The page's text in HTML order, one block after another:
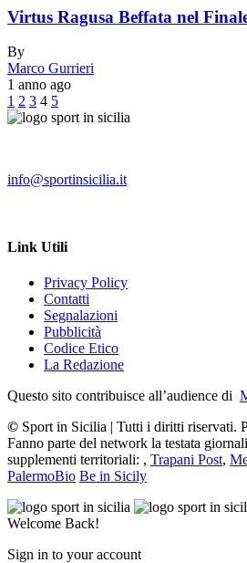
Virtus Ragusa Beffata nel
By
Marco Gurrieri
1 anno ago
1 2 3 4 5
info@sportinsicilia.it
Link Utili
Privacy Policy
Contatti
Segnalazioni
Pubblicità
Codice Etico
La Redazione
Questo sito contribuisce all’audience di
© Sport in Sicilia | Tutti i diritti riservati.
Fanno parte del network la testata
supplementi territoriali: , Trapani Post,
PalermoBio Be in Sicily
Welcome Back!
Sign in to your account